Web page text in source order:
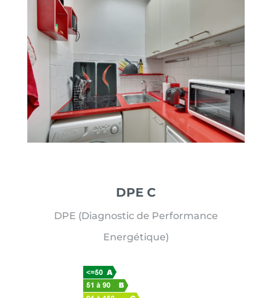
DPE C
DPE (Diagnostic de Performance
Energétique)